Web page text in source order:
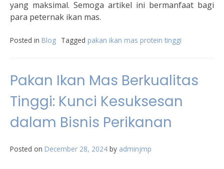
yang maksimal. Semoga artikel ini bermanfaat bagi
para peternak ikan mas.
Posted in Blog Tagged pakan ikan mas protein tinggi
Pakan Ikan Mas Berkualitas
Tinggi: Kunci Kesuksesan
dalam Bisnis Perikanan
Posted on December 28, 2024 by adminjmp